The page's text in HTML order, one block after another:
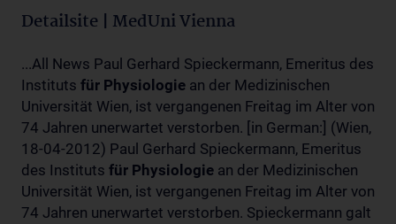
Detailsite | MedUni Vienna
...All News Paul Gerhard Spieckermann, Emeritus des
Instituts für Physiologie an der Medizinischen
Universität Wien, ist vergangenen Freitag im Alter von
74 Jahren unerwartet verstorben. [in German:] (Wien,
18-04-2012) Paul Gerhard Spieckermann, Emeritus
des Instituts für Physiologie an der Medizinischen
Universität Wien, ist vergangenen Freitag im Alter von
74 Jahren unerwartet verstorben. Spieckermann galt